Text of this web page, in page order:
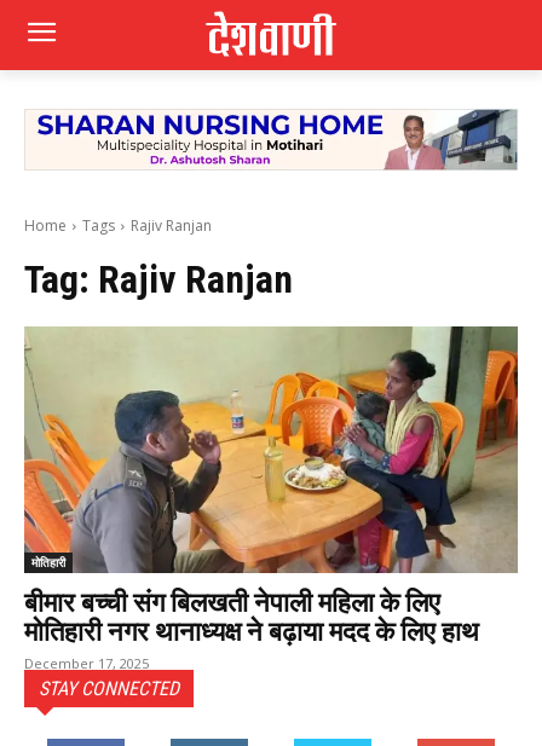
Home Tags Rajiv Ranjan
Tag: Rajiv Ranjan
मोतिहारी
बीमार बच्ची संग बिलखती नेपाली महिला के लिए
मोतिहारी नगर थानाध्यक्ष ने बढ़ाया मदद के लिए हाथ
December 17, 2025
STAY CONNECTED